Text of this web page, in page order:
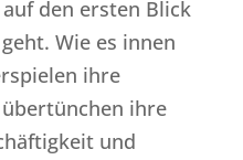
den ersten Blick
Wie es innen
ihre
ihre
und